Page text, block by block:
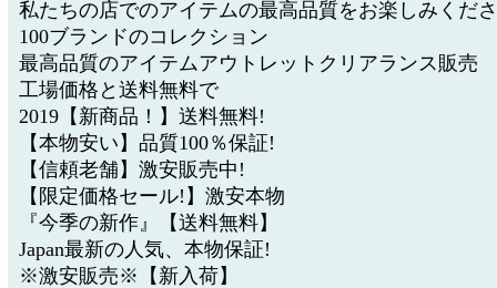
私たちの店でのアイテムの最高品質をお楽しみくだ
100ブランドのコレクション
最高品質のアイテムアウトレットクリアランス販売
工場価格と送料無料で
2019【新商品！】送料無料!
【本物安い】品質100％保証!
【信頼老舗】激安販売中!
【限定価格セール!】激安本物
『今季の新作』【送料無料】
Japan最新の人気、本物保証!
※激安販売※【新入荷】